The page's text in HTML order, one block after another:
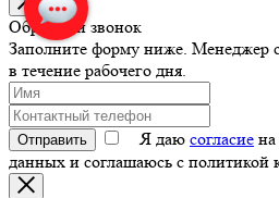
Обратный звонок
Заполните форму ниже. Менеджер
в течение рабочего дня.
Отправить Я даю согласие
данных и соглашаюсь с политикой